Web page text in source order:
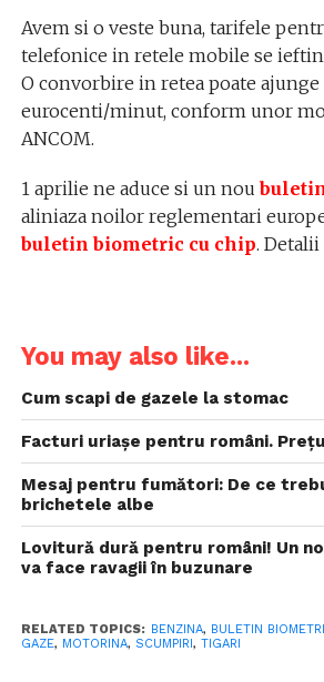
Avem si o veste buna, tarifele
telefonice in retele mobile se
O convorbire in retea poate ajunge
eurocenti/minut, conform unor
ANCOM.
1 aprilie ne aduce si un nou
aliniaza noilor reglementari
buletin biometric cu chip.
You may also like...
Cum scapi de gazele la stomac
Facturi uriașe pentru români.
Mesaj pentru fumători: De ce
brichetele albe
Lovitură dură pentru români! Un
va face ravagii în buzunare
RELATED TOPICS: BENZINA, BULETIN
GAZE, MOTORINA, SCUMPIRI, TIGARI